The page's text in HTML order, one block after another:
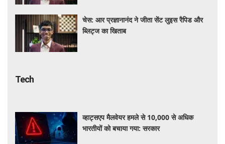
चेस: आर प्रज्ञानानंद ने जीता सेंट लुइस रैपिड और
ब्लिट्ज का खिताब
Tech
व्हाट्सएप मैलवेयर हमले से 10,000 से अधिक
भारतीयों को बचाया गया: सरकार